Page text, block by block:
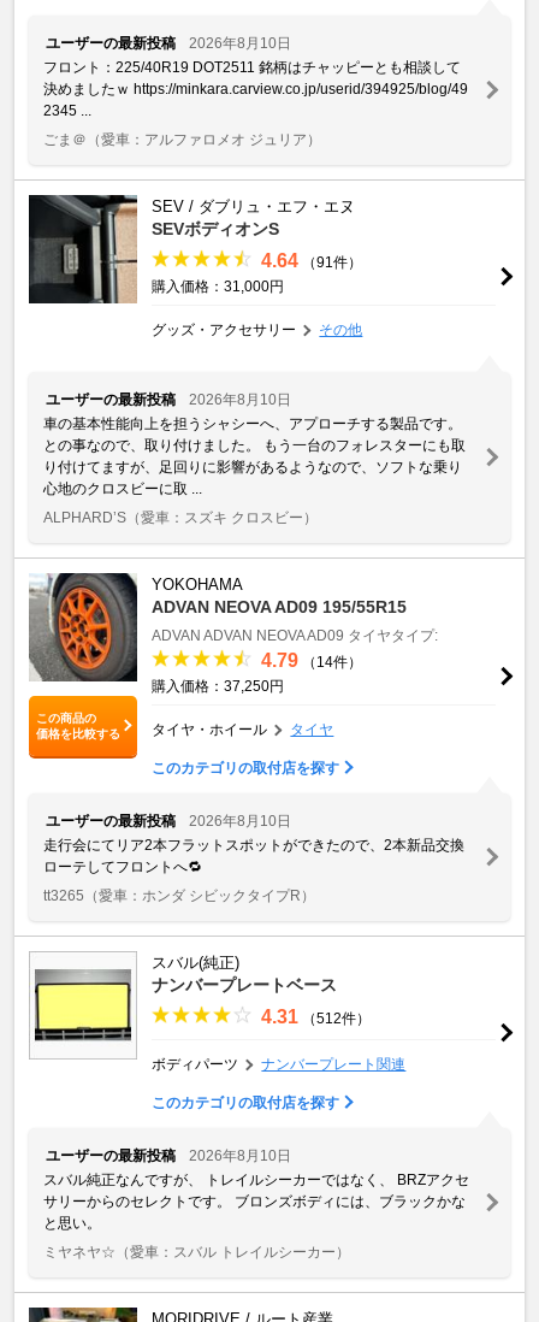
ユーザーの最新投稿
2026年8月10日
フロント：225/40R19 DOT2511 銘柄はチャッピーとも相談して
決めましたｗ https://minkara.carview.co.jp/userid/394925/blog/49
2345 ...
ごま＠ （愛車：アルファロメオ ジュリア）
SEV / ダブリュ・エフ・エヌ
SEVボディオンS
4.64
（91件）
購入価格：31,000円
グッズ・アクセサリー その他
ユーザーの最新投稿
2026年8月10日
車の基本性能向上を担うシャシーへ、アプローチする製品です。
との事なので、取り付けました。 もう一台のフォレスターにも取
り付けてますが、足回りに影響があるようなので、ソフトな乗り
心地のクロスビーに取 ...
ALPHARD’S （愛車：スズキ クロスビー）
この商品の
価格を比較する
YOKOHAMA
ADVAN NEOVA AD09 195/55R15
ADVAN ADVAN NEOVA AD09 タイヤタイプ:
4.79
（14件）
購入価格：37,250円
タイヤ・ホイール タイヤ
このカテゴリの取付店を探す
ユーザーの最新投稿
2026年8月10日
走行会にてリア2本フラットスポットができたので、2本新品交換
ローテしてフロントへ🔁
tt3265 （愛車：ホンダ シビックタイプR）
スバル(純正)
ナンバープレートベース
4.31 （512件）
ボディパーツ ナンバープレート関連
このカテゴリの取付店を探す
ユーザーの最新投稿
2026年8月10日
スバル純正なんですが、 トレイルシーカーではなく、 BRZアクセ
サリーからのセレクトです。 ブロンズボディには、ブラックかな
と思い。
ミヤネヤ☆ （愛車：スバル トレイルシーカー）